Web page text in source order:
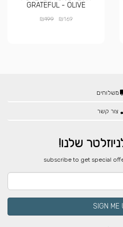
GRATEFUL - OLIVE
₪169
₪199
משלוחים
צור קשר
שלנו!
​subscribe to get special